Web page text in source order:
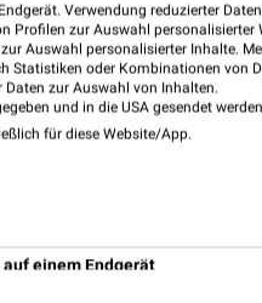
Verwendung reduzierter
Profilen zur Auswahl personalisierter
Auswahl personalisierter Inhalte.
Statistiken oder Kombinationen von
Daten zur Auswahl von Inhalten.
und in die USA gesendet
für diese Website/App.
einem Endgerät